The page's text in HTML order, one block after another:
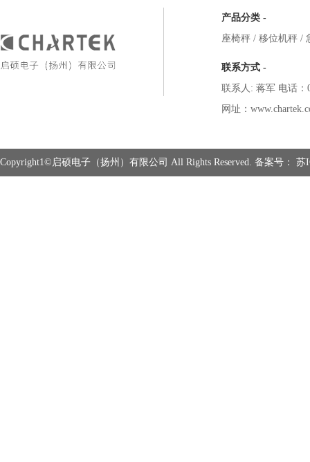
产品分类 -
座椅秤 / 移位机秤 /
联系方式 -
联系人: 蒋军 电话：
网址：
Copyright1©启硕电子（扬州）有限公司 All Rights Reserved. 备案号： 苏